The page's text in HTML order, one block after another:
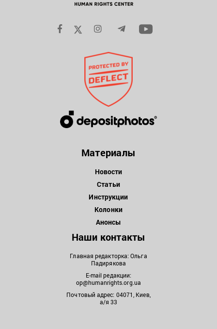
Материалы
Новости
Статьи
Инструкции
Колонки
Анонсы
Наши контакты
Главная редакторка: Ольга
Падирякова
E-mail редакции:
op@humanrights.org.ua
Почтовый адрес: 04071, Киев,
а/я 33